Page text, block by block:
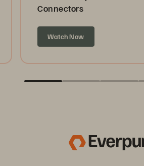
Connectors
Watch Now